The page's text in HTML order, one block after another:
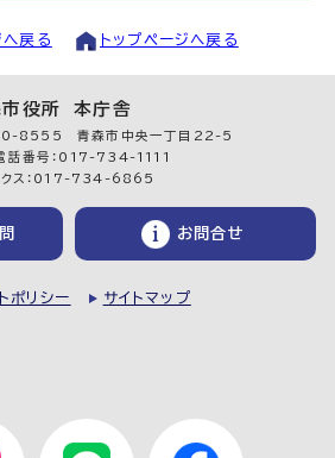
戻る トップページへ戻る
市役所 本庁舎
8555 青森市中央一丁目22-5
話番号：017-734-1111
クス：017-734-6865
お問合せ
ポリシー サイトマップ